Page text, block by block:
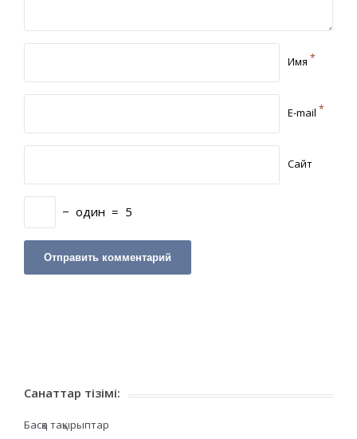
Имя *
E-mail *
Сайт
− один = 5
Санаттар тізімі:
Басқа тақырыптар